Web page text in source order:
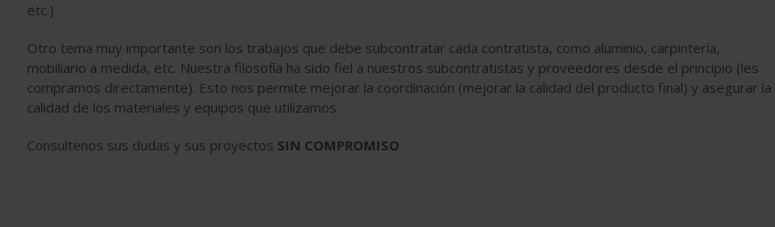
etc.)
Otro tema muy importante son los trabajos que debe subcontratar cada contratista, como aluminio, carpintería,
mobiliario a medida, etc. Nuestra filosofía ha sido fiel a nuestros subcontratistas y proveedores desde el principio (les
compramos directamente). Esto nos permite mejorar la coordinación (mejorar la calidad del producto final) y asegurar la
calidad de los materiales y equipos que utilizamos.
Consultenos sus dudas y sus proyectos SIN COMPROMISO